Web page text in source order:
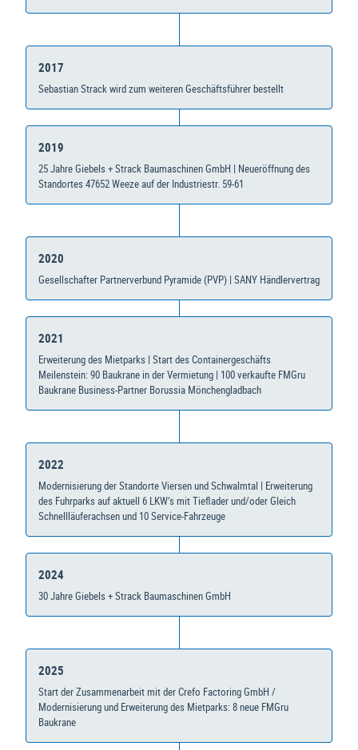
2017
Sebastian Strack wird zum weiteren Geschäftsführer bestellt
2019
25 Jahre Giebels + Strack Baumaschinen GmbH | Neueröffnung des
Standortes 47652 Weeze auf der Industriestr. 59-61
2020
Gesellschafter Partnerverbund Pyramide (PVP) | SANY Händlervertrag
2021
Erweiterung des Mietparks | Start des Containergeschäfts
Meilenstein: 90 Baukrane in der Vermietung | 100 verkaufte FMGru
Baukrane Business-Partner Borussia Mönchengladbach
2022
Modernisierung der Standorte Viersen und Schwalmtal | Erweiterung
des Fuhrparks auf aktuell 6 LKW‘s mit Tieflader und/oder Gleich
Schnellläuferachsen und 10 Service-Fahrzeuge
2024
30 Jahre Giebels + Strack Baumaschinen GmbH
2025
Start der Zusammenarbeit mit der Crefo Factoring GmbH /
Modernisierung und Erweiterung des Mietparks: 8 neue FMGru
Baukrane